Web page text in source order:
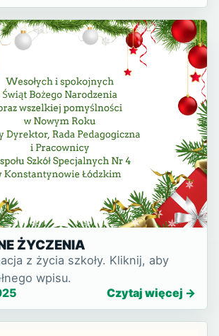
odbyło się już po
tow…
ŻYCZENIA
z życia szkoły. Kliknij, aby
wpisu.
Czytaj więcej